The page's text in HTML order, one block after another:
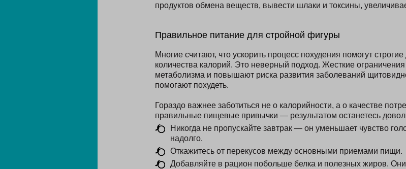
продуктов обмена веществ, вывести шлаки и токсины,
Правильное питание для стройной фигуры
Многие считают, что ускорить процесс похудения помогут
количества калорий. Это неверный подход. Жесткие
метаболизма и повышают риска развития заболеваний
помогают похудеть.
Гораздо важнее заботиться не о калорийности, а о качестве
правильные пищевые привычки — результатом останетесь
Никогда не пропускайте завтрак — он уменьшает чувство
надолго.
Откажитесь от перекусов между основными приемами пищи.
Добавляйте в рацион побольше белка и полезных жиров.